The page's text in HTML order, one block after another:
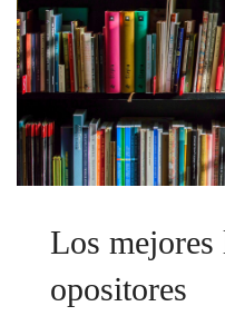
Los mejores
opositores